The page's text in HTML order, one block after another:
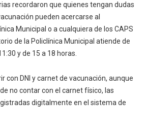
recordaron que quienes tengan dudas
pueden acercarse al
Municipal o a cualquiera de los CAPS
de la Policlínica Municipal atiende de
y de 15 a 18 horas.
con DNI y carnet de vacunación, aunque
no contar con el carnet físico, las
digitalmente en el sistema de